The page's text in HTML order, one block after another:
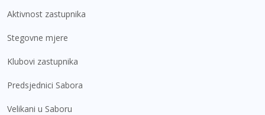
Aktivnost zastupnika
Stegovne mjere
Klubovi zastupnika
Predsjednici Sabora
Velikani u Saboru